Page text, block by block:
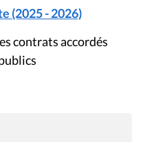
(2025 - 2026)
contrats accordés